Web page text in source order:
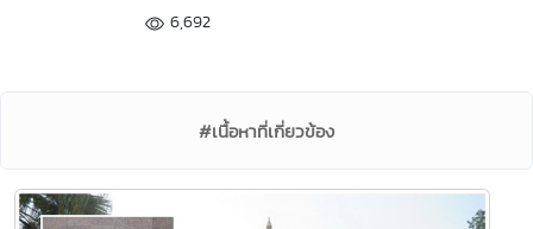
6,692
#เนื้อหาที่เกี่ยวข้อง